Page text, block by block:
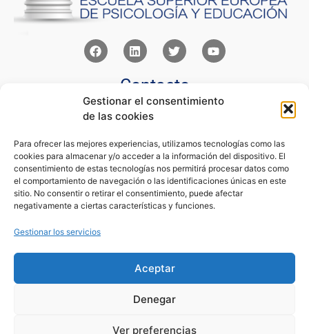
Gestionar el consentimiento
de las cookies
Para ofrecer las mejores experiencias, utilizamos tecnologías como las
cookies para almacenar y/o acceder a la información del dispositivo. El
consentimiento de estas tecnologías nos permitirá procesar datos como
el comportamiento de navegación o las identificaciones únicas en este
sitio. No consentir o retirar el consentimiento, puede afectar
negativamente a ciertas características y funciones.
Gestionar los servicios
Aceptar
Denegar
Ver preferencias
Contacto
Av Juan XXIII 15b Pozuelo de Alarcón – Madrid
+34 91 352 77 28
Links
Norlan Digital Marketing Para Psicólogos
Psicólogos Pozuelo
Psicología Para Tod@s
Legal
Condiciones de Uso y Venta
Política de Privacidad